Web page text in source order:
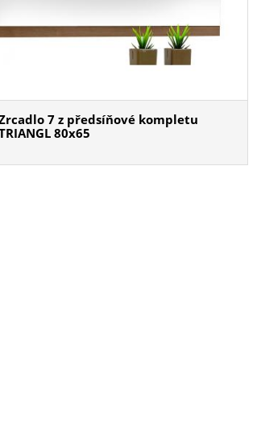
7 z předsíňové kompletu
80x65